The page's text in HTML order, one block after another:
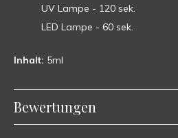
UV Lampe - 120 sek.
LED Lampe - 60 sek.
Inhalt: 5ml
Bewertungen